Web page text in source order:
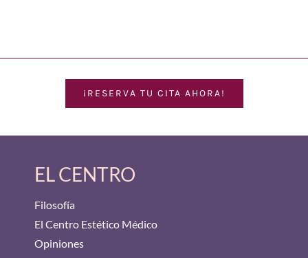
¡RESERVA TU CITA AHORA!
EL CENTRO
Filosofía
El Centro Estético Médico
Opiniones